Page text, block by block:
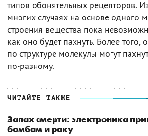
типов обонятельных рецепторов.
многих случаях на основе одного
строения вещества пока
как оно будет пахнуть. Более того,
по структуре молекулы могут
по-разному.
ЧИТАЙТЕ ТАКЖЕ
Запах смерти: электроника
бомбам и раку